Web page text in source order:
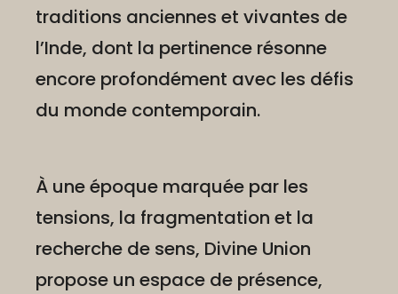
traditions anciennes et vivantes de
l’Inde, dont la pertinence résonne
encore profondément avec les défis
du monde contemporain.
À une époque marquée par les
tensions, la fragmentation et la
recherche de sens, Divine Union
propose un espace de présence,